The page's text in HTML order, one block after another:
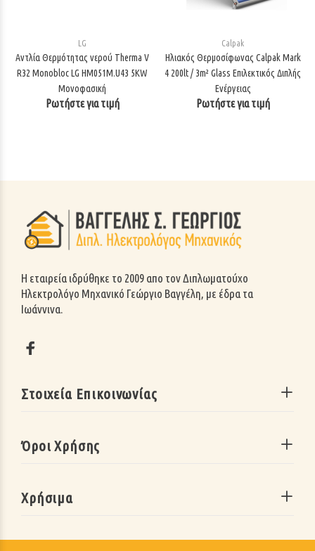
LG
Αντλία Θερμότητας νερού Therma V
R32 Monobloc LG HM051M.U43 5KW
Μονοφασική
Ρωτήστε για τιμή
Calpak
Ηλιακός Θερμοσίφωνας Calpak Mark
4 200lt / 3m² Glass Επιλεκτικός Διπλής
Ενέργειας
Ρωτήστε για τιμή
H εταιρεία ιδρύθηκε το 2009 απο τον Διπλωματούχο
Ηλεκτρολόγο Μηχανικό Γεώργιο Βαγγέλη, με έδρα τα
Ιωάννινα.
Στοιχεία Επικοινωνίας
Όροι Χρήσης
Χρήσιμα